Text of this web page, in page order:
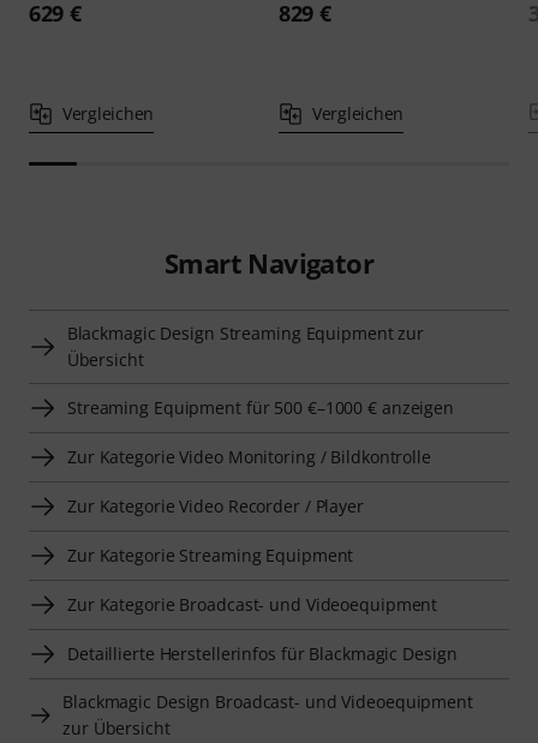
629 €
Vergleichen
829 €
Vergleichen
Smart Navigator
Blackmagic Design Streaming Equipment zur
Übersicht
Streaming Equipment für 500 €–1000 € anzeigen
Zur Kategorie Video Monitoring / Bildkontrolle
Zur Kategorie Video Recorder / Player
Zur Kategorie Streaming Equipment
Zur Kategorie Broadcast- und Videoequipment
Detaillierte Herstellerinfos für Blackmagic Design
Blackmagic Design Broadcast- und Videoequipment
zur Übersicht